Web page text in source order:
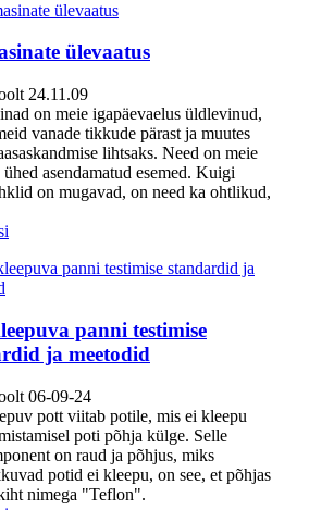
ülevaatus
24.11.09
on meie igapäevaelus üldlevinud,
vanade tikkude pärast ja muutes
lihtsaks. Need on meie
asendamatud esemed. Kuigi
on mugavad, on need ka ohtlikud,
panni testimise
ja meetodid
06-09-24
pott viitab potile, mis ei kleepu
poti põhja külge. Selle
on raud ja põhjus, miks
potid ei kleepu, on see, et põhjas
nimega "Teflon".